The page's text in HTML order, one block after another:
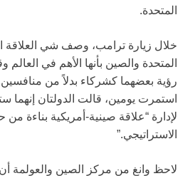
المتحدة.
خلال زيارة ترامب، وصف شي العلاقة
المتحدة والصين بأنها الأهم في العالم
رؤية بعضهما كشركاء بدلاً من منافسين.
استمرت يومين، قالت الدولتان إنهما
لإدارة “علاقة صينية-أمريكية بناءة من
الاستراتيجي.”
لاحظ وانغ من مركز الصين والعولمة